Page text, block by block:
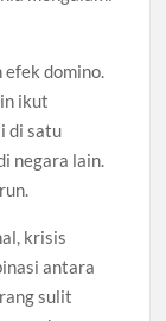
domino.
ikut
di satu
negara lain.
krisis
antara
sulit